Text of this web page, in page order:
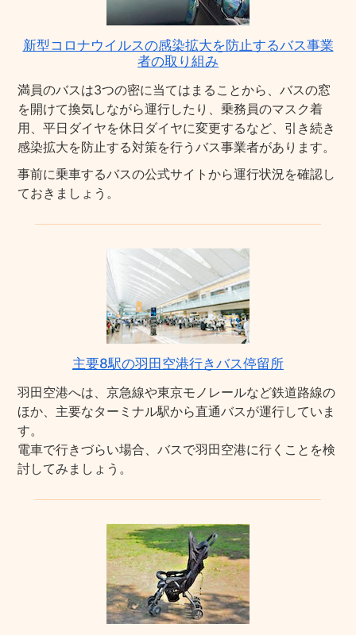
新型コロナウイルスの感染拡大を防止するバス事業
者の取り組み
満員のバスは3つの密に当てはまることから、バスの窓
を開けて換気しながら運行したり、乗務員のマスク着
用、平日ダイヤを休日ダイヤに変更するなど、引き続き
感染拡大を防止する対策を行うバス事業者があります。
事前に乗車するバスの公式サイトから運行状況を確認し
ておきましょう。
主要8駅の羽田空港行きバス停留所
羽田空港へは、京急線や東京モノレールなど鉄道路線の
ほか、主要なターミナル駅から直通バスが運行していま
す。
電車で行きづらい場合、バスで羽田空港に行くことを検
討してみましょう。